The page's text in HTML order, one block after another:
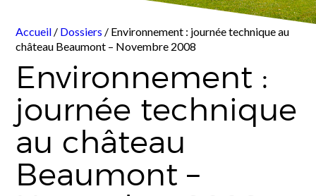
Accueil / Dossiers / Environnement : journée technique au
château Beaumont – Novembre 2008
Environnement :
journée technique
au château
Beaumont –